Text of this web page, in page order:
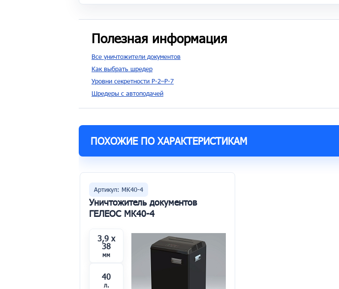
Полезная информация
Все уничтожители документов
Как выбрать шредер
Уровни секретности P-2–P-7
Шредеры с автоподачей
ПОХОЖИЕ ПО ХАРАКТЕРИСТИКАМ
Артикул: МК40-4
Уничтожитель документов
ГЕЛЕОС МК40-4
3,9 x
38
мм
40
л.